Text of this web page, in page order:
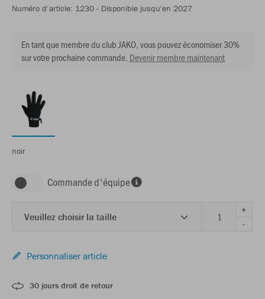
Numéro d’article: 1230 - Disponible jusqu'en 2027
En tant que membre du club JAKO, vous pouvez économiser 30%
sur votre prochaine commande. Devenir membre maintenant
noir
Commande d'équipe
Veuillez choisir la taille
+
-
Personnaliser article
30 jours droit de retour